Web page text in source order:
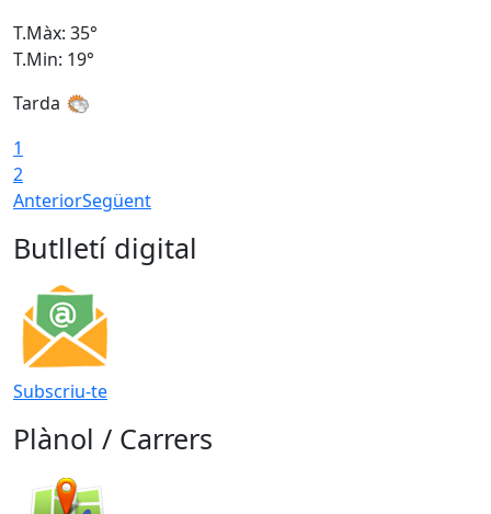
T.Màx: 35°
T.Min: 19°
Tarda
1
2
AnteriorSegüent
Butlletí digital
Subscriu-te
Plànol / Carrers